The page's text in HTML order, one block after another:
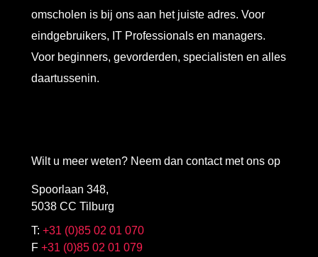
Wilt u meer weten? Neem dan contact met ons op
Spoorlaan 348,
5038 CC Tilburg
T: +31 (0)85 02 01 070
F +31 (0)85 02 01 079
omscholen is bij ons aan het juiste adres. Voor
eindgebruikers, IT Professionals en managers.
Voor beginners, gevorderden, specialisten en alles
daartussenin.